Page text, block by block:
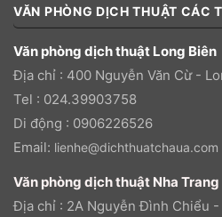
VĂN PHÒNG DỊCH THUẬT CÁC
Văn phòng dịch thuật Long Biên
Địa chỉ : 400 Nguyễn Văn Cừ -
Tel : 024.39903758
Di động : 0906226526
Email: lienhe@dichthuatchaua.com
Văn phòng dịch thuật Nha Trang
Địa chỉ : 2A Nguyễn Đình Chiểu